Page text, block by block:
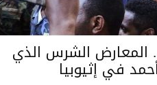
المعارض الشرس الذي
في إثيوبيا